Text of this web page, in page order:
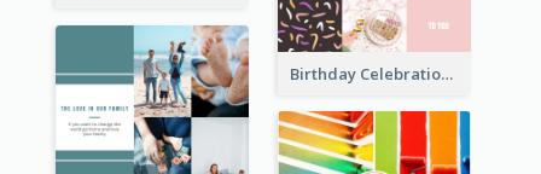
Birthday Celebration Cakes Photo Collage